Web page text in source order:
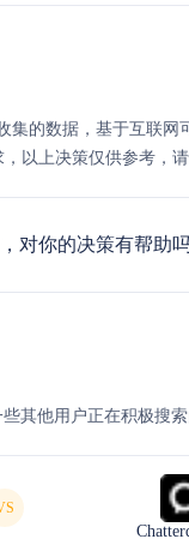
的数据，基于互联
以上决策仅供参考，
对你的决策有帮助
些其他用户正在积极搜